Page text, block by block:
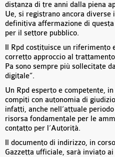
distanza di tre anni dalla piena
Ue, si registrano ancora diverse
definitiva affermazione di
per il settore pubblico.
Il Rpd costituisce un riferimento
corretto approccio al
Pa sono sempre più sollecitate
digitale”.
Un Rpd esperto e competente,
compiti con autonomia di
infatti, anche nell’attuale
risorsa fondamentale per le
contatto per l’Autorità.
Il documento di indirizzo, in
Gazzetta ufficiale, sarà inviato